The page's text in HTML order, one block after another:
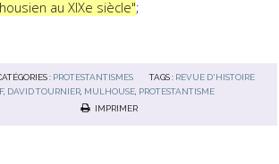
au XIXe siècle";
: PROTESTANTISMES TAGS : REVUE D'HISTOIRE
, DAVID TOURNIER, MULHOUSE, PROTESTANTISME
IMPRIMER